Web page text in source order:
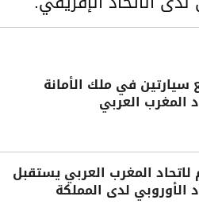
سيارتين في ملك الأمانة
المغرب العربي
لاتحاد المغرب العربي يستقبل
الأوروبي لدى المملكة